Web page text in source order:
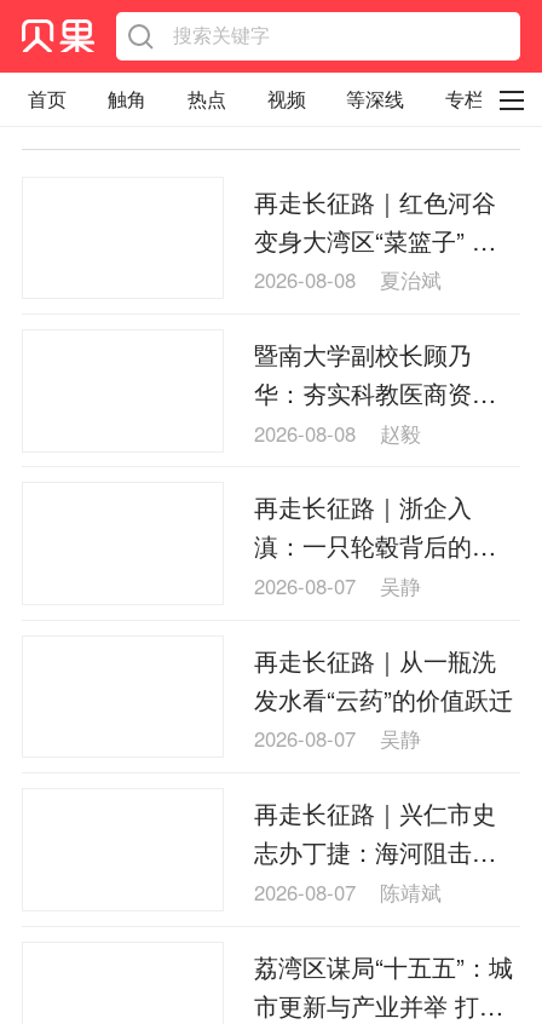
首页 触角 热点 视频 等深线 专栏
商学院
报纸视频
经济史话
事件
要闻
体育 消费
银行
图说
品牌活动
再走长征路｜红色河谷
变身大湾区“菜篮子” 黔
南龙里余下村的“共富密
2026-08-08 夏治斌
暨南大学副校长顾乃
华：夯实科教医商资源
优势 越秀区以产业焕新
2026-08-08 赵毅
再走长征路｜浙企入
滇：一只轮毂背后的产
业接力
2026-08-07 吴静
再走长征路｜从一瓶洗
发水看“云药”的价值跃迁
2026-08-07 吴静
再走长征路｜兴仁市史
志办丁捷：海河阻击战
为红军大部队赢得宝贵
2026-08-07 陈靖斌
荔湾区谋局“十五五”：城
市更新与产业并举 打造